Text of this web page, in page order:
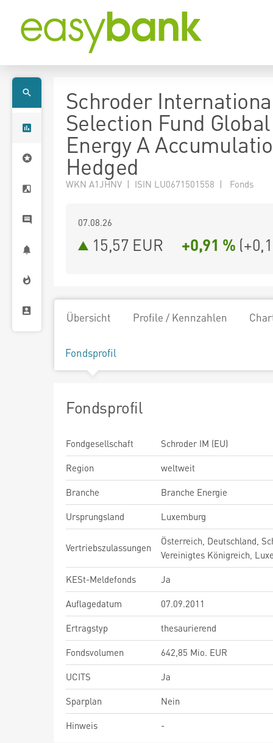
Schroder
Selection Fund Global
Energy A
Hedged
WKN A1JHNV | ISIN LU0671501558 | Fonds
07.08.26
15,57 EUR +0,91 % (
Übersicht Profile / Kennzahlen
Fondsprofil
Fondsprofil
Fondgesellschaft
Schroder IM (EU)
Region
weltweit
Branche
Branche Energie
Ursprungsland
Luxemburg
Vertriebszulassungen
Österreich, Deutschland,
Vereinigtes Königreich,
KESt-Meldefonds
Ja
Auflagedatum
07.09.2011
Ertragstyp
thesaurierend
Fondsvolumen
642,85 Mio. EUR
UCITS
Ja
Sparplan
Nein
Hinweis
-